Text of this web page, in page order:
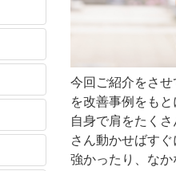
今回ご紹介をさ
を改善事例をもと
自身で肩をたく
さん動かせばすぐ
強かったり、 なか